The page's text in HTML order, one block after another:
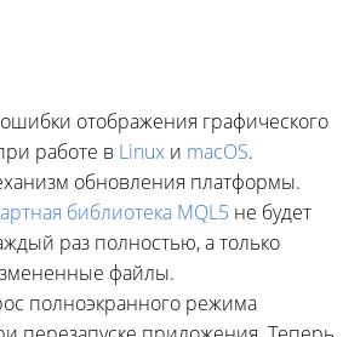
отображения графического
работе в Linux и macOS.
обновления платформы.
библиотека MQL5 не будет
раз полностью, а только
файлы.
полноэкранного режима